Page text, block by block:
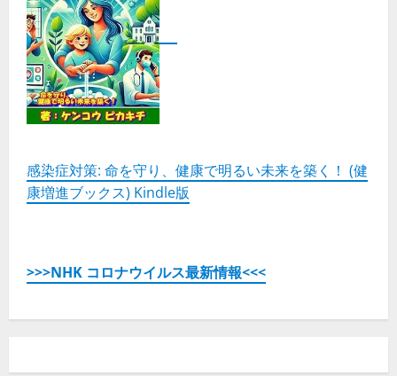
感染症対策: 命を守り、健康で明るい未来を築く！ (健
康増進ブックス) Kindle版
>>>NHK コロナウイルス最新情報<<<